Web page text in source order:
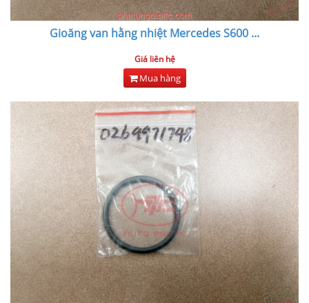
Gioăng van hằng nhiệt Mercedes S600 ...
Giá liên hệ
Mua hàng